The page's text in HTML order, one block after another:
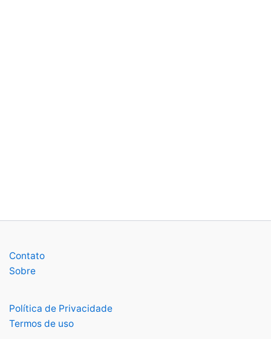
Contato
Sobre
Política de Privacidade
Termos de uso